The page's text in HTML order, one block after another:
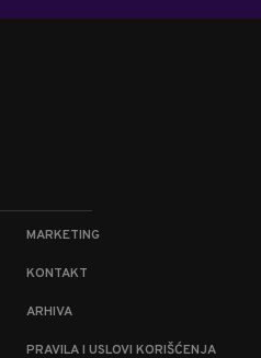
MARKETING
KONTAKT
ARHIVA
PRAVILA I USLOVI KORIŠĆENJA